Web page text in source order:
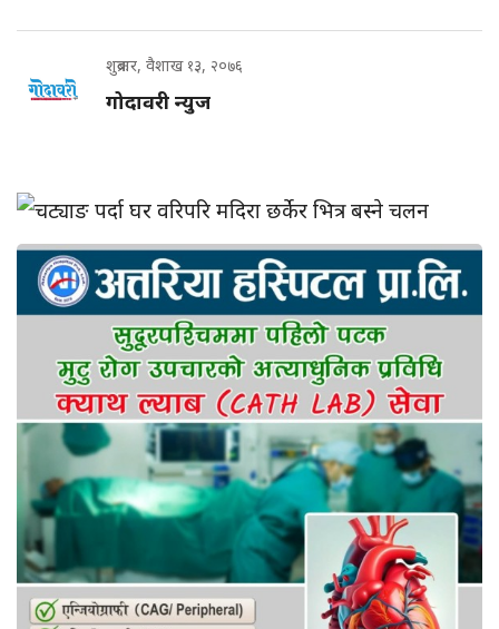
शुक्रबार, वैशाख १३, २०७६
गोदावरी न्युज